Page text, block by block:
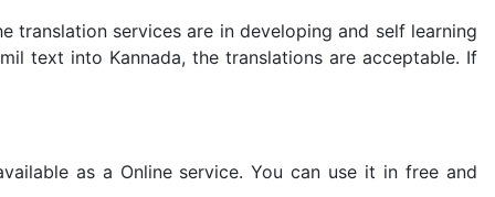
translation services are in developing and self learning
text into Kannada, the translations are acceptable. If
as a Online service. You can use it in free and